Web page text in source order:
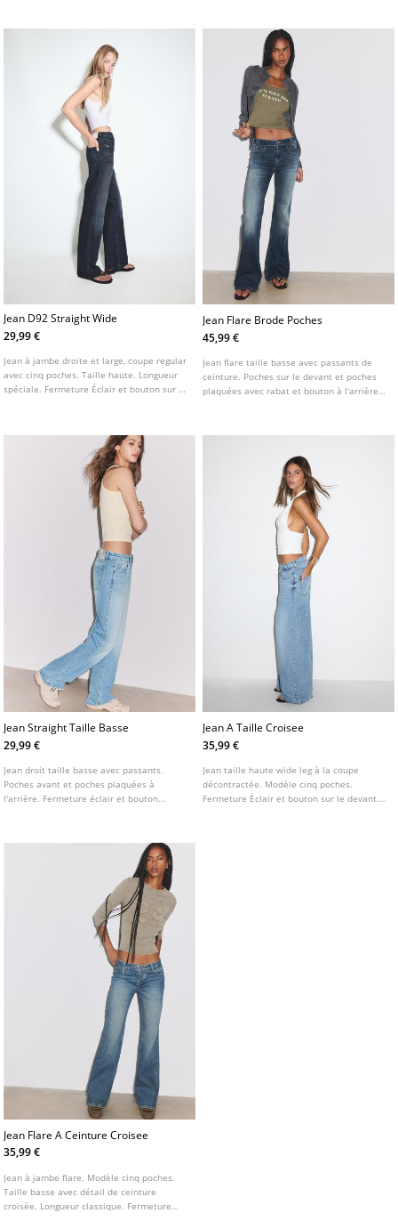
chevilles
Jean D92 Straight Wide
29,99 €
Jean à jambe droite et large, coupe regular
avec cinq poches. Taille haute. Longueur
spéciale. Fermeture Éclair et bouton sur le
Jean Flare Brode Poches
45,99 €
Jean flare taille basse avec passants de
ceinture. Poches sur le devant et poches
plaquées avec rabat et bouton à l'arrière.
métallique.
Jean Straight Taille Basse
29,99 €
Jean droit taille basse avec passants.
Poches avant et poches plaquées à
l'arrière. Fermeture éclair et bouton
Jean A Taille Croisee
35,99 €
Jean taille haute wide leg à la coupe
décontractée. Modèle cinq poches.
Fermeture Éclair et bouton sur le devant.
Jean Flare A Ceinture Croisee
35,99 €
Jean à jambe flare. Modèle cinq poches.
Taille basse avec détail de ceinture
croisée. Longueur classique. Fermeture